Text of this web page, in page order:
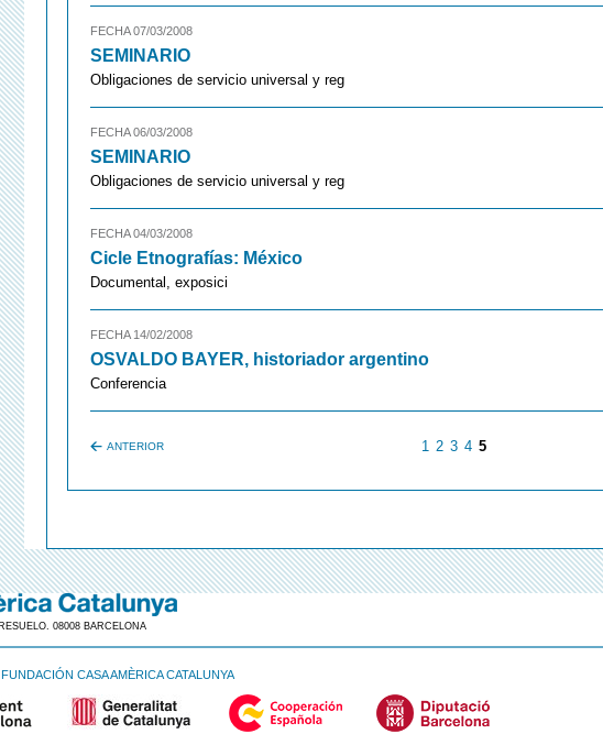
FECHA 07/03/2008
SEMINARIO
Obligaciones de servicio universal y reg
FECHA 06/03/2008
SEMINARIO
Obligaciones de servicio universal y reg
FECHA 04/03/2008
Cicle Etnografías: México
Documental, exposici
FECHA 14/02/2008
OSVALDO BAYER, historiador argentino
Conferencia
ANTERIOR 1 2 3 4 5
08008 BARCELONA
CASA AMÈRICA CATALUNYA